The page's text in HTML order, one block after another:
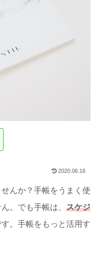
2020.06.16
んか？手帳をうまく使
。でも手帳は、 スケジ
。手帳をもっと活用す